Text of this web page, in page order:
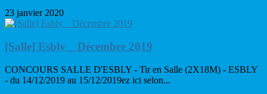
23 janvier 2020
[Salle] Esbly _ Décembre 2019
CONCOURS SALLE D'ESBLY - Tir en Salle (2X18M) - ESBLY
- du 14/12/2019 au 15/12/2019ez ici selon...